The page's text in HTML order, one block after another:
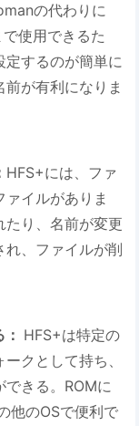
の代わりに
使用できるた
定するのが簡単に
が有利になりま
HFS+には、ファ
イルがありま
たり、名前が変更
れ、ファイルが削
HFS+は特定の
クとして持ち、
きる。ROMに
他のOSで便利で